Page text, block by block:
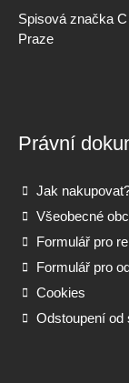
Spisová značka
Praze
Právní
Jak
Všeobecné
Formulář pro
Formulář pro
Cookies
Odstoupení od